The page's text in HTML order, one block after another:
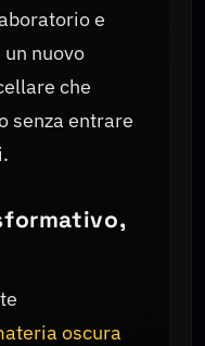
e
nuovo
che
senza entrare
oscura